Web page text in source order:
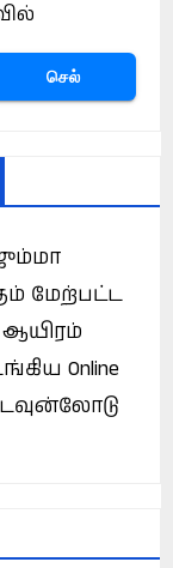
செல்
மேற்பட்ட
ஆயிரம்
Online
டவுன்லோடு